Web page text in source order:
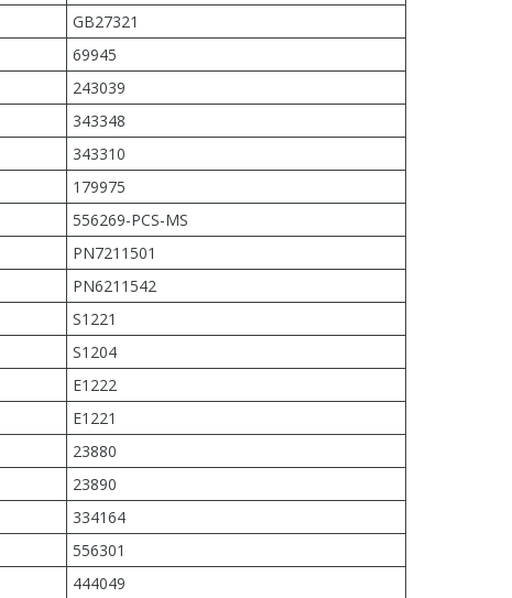
GB27321
69945
243039
343348
343310
179975
556269-PCS-MS
PN7211501
PN6211542
S1221
S1204
E1222
E1221
23880
23890
334164
556301
444049